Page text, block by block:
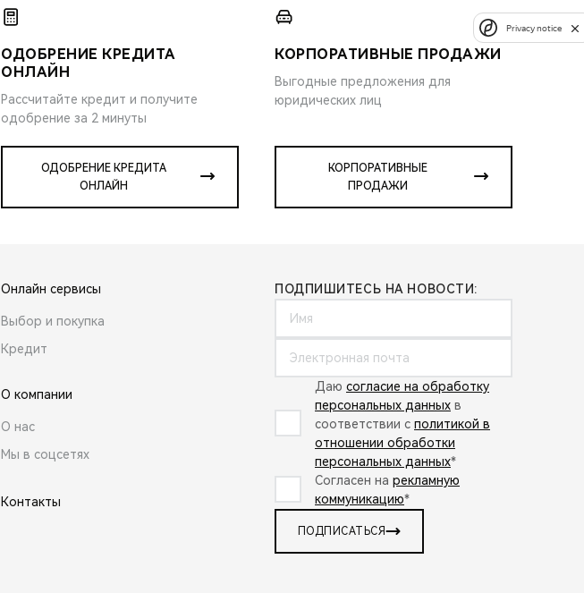
ОДОБРЕНИЕ КРЕДИТА
ОНЛАЙН
Рассчитайте кредит и получите
одобрение за 2 минуты
ОДОБРЕНИЕ КРЕДИТА
ОНЛАЙН
КОРПОРАТИВНЫЕ ПРОДАЖИ
Выгодные предложения для
юридических лиц
КОРПОРАТИВНЫЕ
ПРОДАЖИ
Онлайн сервисы
Выбор и покупка
Кредит
О компании
О нас
Мы в соцсетях
Контакты
ПОДПИШИТЕСЬ НА НОВОСТИ:
Даю согласие на обработку
персональных данных в
соответствии с политикой в
отношении обработки
персональных данных*
Согласен на рекламную
коммуникацию*
ПОДПИСАТЬСЯ
Privacy notice